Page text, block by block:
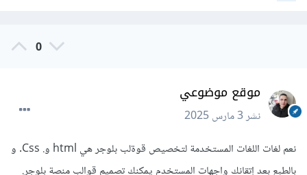
0
موقع موضوعي
نشر3 مارس 2025
نعم لغات اللغات المستخدمة لتخصيص قوةلب بلوجر هي html و. Css. و